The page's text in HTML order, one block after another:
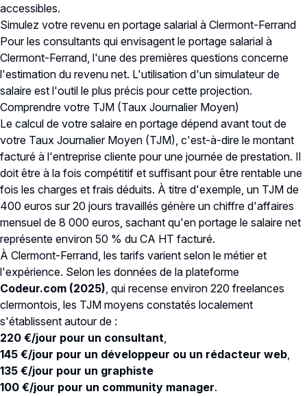
accessibles.
Simulez votre revenu en portage salarial à Clermont-Ferrand
Pour les consultants qui envisagent le portage salarial à
Clermont-Ferrand, l'une des premières questions concerne
l'estimation du revenu net. L'utilisation d'un simulateur de
salaire est l'outil le plus précis pour cette projection.
Comprendre votre TJM (Taux Journalier Moyen)
Le calcul de votre salaire en portage dépend avant tout de
votre Taux Journalier Moyen (TJM), c'est-à-dire le montant
facturé à l'entreprise cliente pour une journée de prestation. Il
doit être à la fois compétitif et suffisant pour être rentable une
fois les charges et frais déduits. À titre d'exemple, un TJM de
400 euros sur 20 jours travaillés génère un chiffre d'affaires
mensuel de 8 000 euros, sachant qu'en portage le salaire net
représente environ 50 % du CA HT facturé.
À Clermont-Ferrand, les tarifs varient selon le métier et
l'expérience. Selon les données de la plateforme
Codeur.com (2025), qui recense environ 220 freelances
clermontois, les TJM moyens constatés localement
s'établissent autour de :
220 €/jour pour un consultant,
145 €/jour pour un développeur ou un rédacteur web,
135 €/jour pour un graphiste
100 €/jour pour un community manager.